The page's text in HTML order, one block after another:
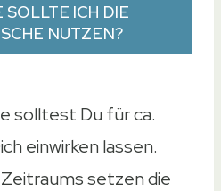
SOLLTE ICH DIE
NUTZEN?
solltest Du für ca.
einwirken lassen.
setzen die